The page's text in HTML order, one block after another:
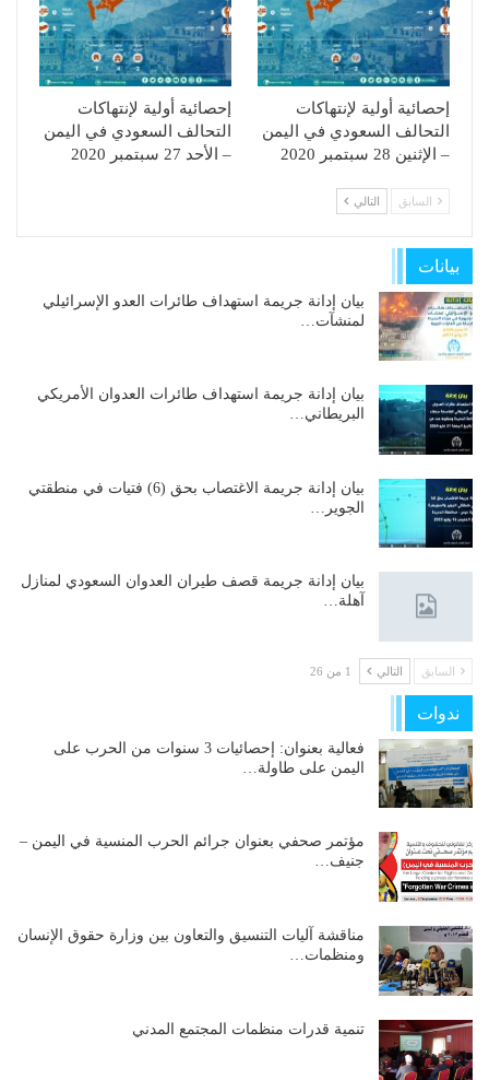
إحصائية أولية لإنتهاكات
التحالف السعودي في اليمن
– الإثنين 28 سبتمبر 2020
إحصائية أولية لإنتهاكات
التحالف السعودي في اليمن
– الأحد 27 سبتمبر 2020
السابق التالي
بيانات
بيان إدانة جريمة استهداف طائرات العدو الإسرائيلي
لمنشآت…
بيان إدانة جريمة استهداف طائرات العدوان الأمريكي
البريطاني…
بيان إدانة جريمة الاغتصاب بحق (6) فتيات في منطقتي
الجوير…
بيان إدانة جريمة قصف طيران العدوان السعودي لمنازل
آهلة…
السابق التالي 1 من 26
ندوات
فعالية بعنوان: إحصائيات 3 سنوات من الحرب على
اليمن على طاولة…
مؤتمر صحفي بعنوان جرائم الحرب المنسية في اليمن –
جنيف…
مناقشة آليات التنسيق والتعاون بين وزارة حقوق الإنسان
ومنظمات…
تنمية قدرات منظمات المجتمع المدني